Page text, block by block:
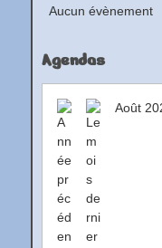
Aucun évènement
Agendas
Août